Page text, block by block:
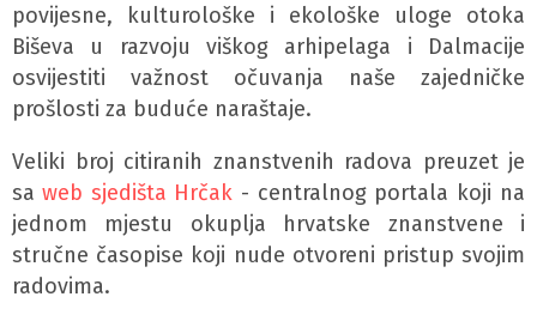
povijesne, kulturološke i ekološke uloge otoka
Biševa u razvoju viškog arhipelaga i Dalmacije
osvijestiti važnost očuvanja naše zajedničke
prošlosti za buduće naraštaje.
Veliki broj citiranih znanstvenih radova preuzet je
sa web sjedišta Hrčak - centralnog portala koji na
jednom mjestu okuplja hrvatske znanstvene i
stručne časopise koji nude otvoreni pristup svojim
radovima.